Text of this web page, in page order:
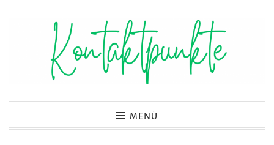
Kontaktpunkte
MENÜ